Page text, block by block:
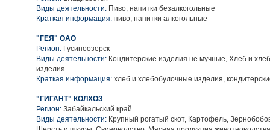
Виды деятельности: Пиво, напитки безалкогольные
Краткая информация: пиво, напитки алкогольные
"ГЕЯ" ОАО
Регион: Гусиноозерск
Виды деятельности: Кондитерские изделия не мучные, Хлеб и
изделия
Краткая информация: хлеб и хлебобулочные изделия,
"ГИГАНТ" КОЛХОЗ
Регион: Забайкальский край
Виды деятельности: Крупный рогатый скот, Картофель,